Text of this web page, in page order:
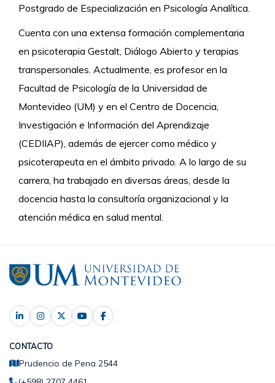
Postgrado de Especialización en Psicología Analítica.
Cuenta con una extensa formación complementaria
en psicoterapia Gestalt, Diálogo Abierto y terapias
transpersonales. Actualmente, es profesor en la
Facultad de Psicología de la Universidad de
Montevideo (UM) y en el Centro de Docencia,
Investigación e Información del Aprendizaje
(CEDIIAP), además de ejercer como médico y
psicoterapeuta en el ámbito privado. A lo largo de su
carrera, ha trabajado en diversas áreas, desde la
docencia hasta la consultoría organizacional y la
atención médica en salud mental.
CONTACTO
Prudencio de Pena 2544